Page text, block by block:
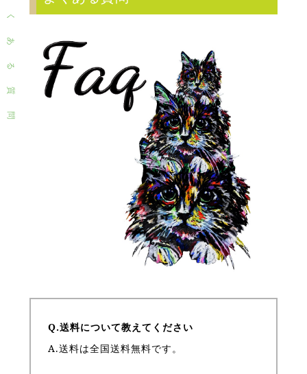
く
あ
る
質
問
Q.送料について教えてください
A.送料は全国送料無料です。